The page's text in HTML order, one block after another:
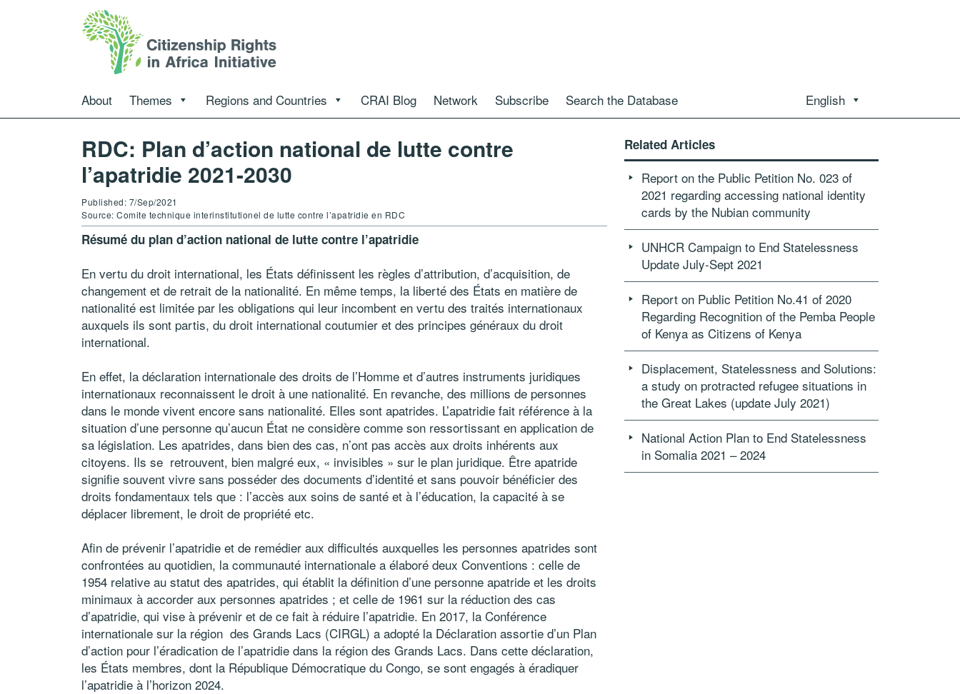
About Themes Regions and Countries CRAI Blog Network Subscribe Search the Database English
RDC: Plan d’action national de lutte contre
l’apatridie 2021-2030
Published: 7/Sep/2021
Source: Comite technique interinstitutionel de lutte contre l’apatridie en RDC
Résumé du plan d’action national de lutte contre l’apatridie
En vertu du droit international, les États définissent les règles d’attribution, d’acquisition, de
changement et de retrait de la nationalité. En même temps, la liberté des États en matière de
nationalité est limitée par les obligations qui leur incombent en vertu des traités internationaux
auxquels ils sont partis, du droit international coutumier et des principes généraux du droit
international.
En effet, la déclaration internationale des droits de l’Homme et d’autres instruments juridiques
internationaux reconnaissent le droit à une nationalité. En revanche, des millions de personnes
dans le monde vivent encore sans nationalité. Elles sont apatrides. L’apatridie fait référence à la
situation d’une personne qu’aucun État ne considère comme son ressortissant en application de
sa législation. Les apatrides, dans bien des cas, n’ont pas accès aux droits inhérents aux
citoyens. Ils se retrouvent, bien malgré eux, « invisibles » sur le plan juridique. Être apatride
signifie souvent vivre sans posséder des documents d’identité et sans pouvoir bénéficier des
droits fondamentaux tels que : l’accès aux soins de santé et à l’éducation, la capacité à se
déplacer librement, le droit de propriété etc.
Afin de prévenir l’apatridie et de remédier aux difficultés auxquelles les personnes apatrides sont
confrontées au quotidien, la communauté internationale a élaboré deux Conventions : celle de
1954 relative au statut des apatrides, qui établit la définition d’une personne apatride et les droits
minimaux à accorder aux personnes apatrides ; et celle de 1961 sur la réduction des cas
d’apatridie, qui vise à prévenir et de ce fait à réduire l’apatridie. En 2017, la Conférence
internationale sur la région des Grands Lacs (CIRGL) a adopté la Déclaration assortie d’un Plan
d’action pour l’éradication de l’apatridie dans la région des Grands Lacs. Dans cette déclaration,
les États membres, dont la République Démocratique du Congo, se sont engagés à éradiquer
l’apatridie à l’horizon 2024.
Related Articles
Report on the Public Petition No. 023 of
2021 regarding accessing national identity
cards by the Nubian community
UNHCR Campaign to End Statelessness
Update July-Sept 2021
Report on Public Petition No.41 of 2020
Regarding Recognition of the Pemba People
of Kenya as Citizens of Kenya
Displacement, Statelessness and Solutions:
a study on protracted refugee situations in
the Great Lakes (update July 2021)
National Action Plan to End Statelessness
in Somalia 2021 – 2024